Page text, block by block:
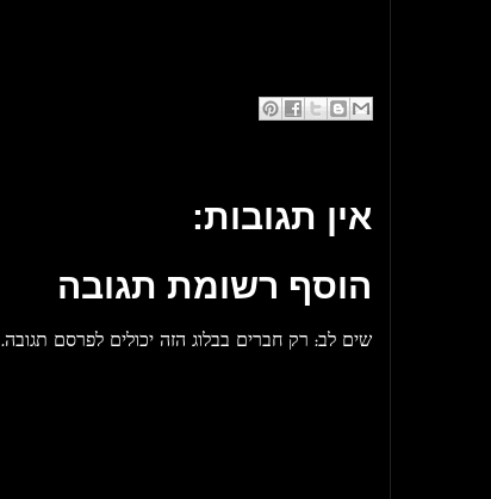
אין תגובות:
הוסף רשומת תגובה
שים לב: רק חברים בבלוג הזה יכולים לפרסם תגובה.